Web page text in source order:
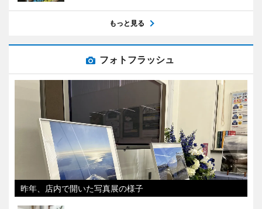
もっと見る
フォトフラッシュ
昨年、店内で開いた写真展の様子